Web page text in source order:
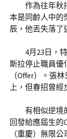
作為往年秋
本是同齡人中的
辰，他丟失落了
4月23日，
斯拉停止職員優
（Offer）。張
上，但春招曾經
有相似逆境
回發給應屆生的
（重慶）無限